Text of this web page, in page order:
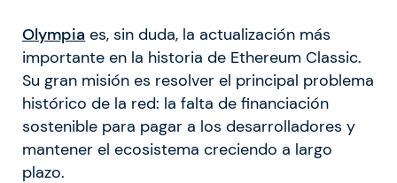
Olympia es, sin duda, la actualización más
importante en la historia de Ethereum Classic.
Su gran misión es resolver el principal problema
histórico de la red: la falta de financiación
sostenible para pagar a los desarrolladores y
mantener el ecosistema creciendo a largo
plazo.